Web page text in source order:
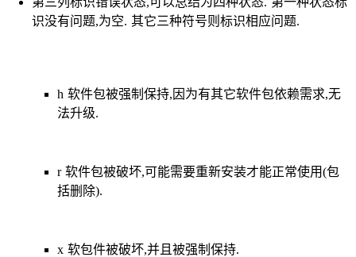
识没有问题,为空. 其它三种符号则标识相应问题.
h 软件包被强制保持,因为有其它软件包依赖需求,无
法升级.
r 软件包被破坏,可能需要重新安装才能正常使用(包
括删除).
x 软包件被破坏,并且被强制保持.